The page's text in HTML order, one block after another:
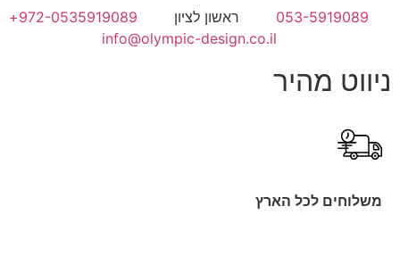
ניווט מהיר
משלוחים לכל הארץ
053-5919089 ראשון לציון
972-0535919089+
info@olympic-design.co.il